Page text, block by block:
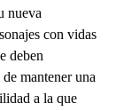
nueva
con vidas
deben
mantener una
a la que